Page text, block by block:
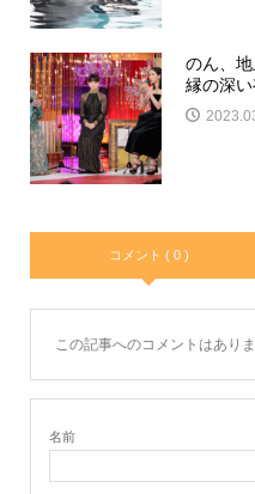
のん、地
縁の深
コメント ( 0 )
この記事へのコメントはありま
名前